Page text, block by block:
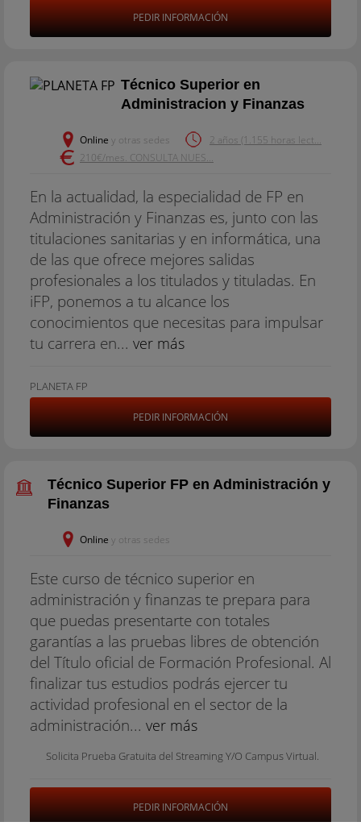
PEDIR INFORMACIÓN
Técnico Superior en
Administracion y Finanzas
Online y otras sedes
2 años (1.155 horas lect...
210€/mes. CONSULTA NUES...
En la actualidad, la especialidad de FP en
Administración y Finanzas es, junto con las
titulaciones sanitarias y en informática, una
de las que ofrece mejores salidas
profesionales a los titulados y tituladas. En
iFP, ponemos a tu alcance los
conocimientos que necesitas para impulsar
tu carrera en... ver más
PLANETA FP
PEDIR INFORMACIÓN
Técnico Superior FP en Administración y
Finanzas
Online y otras sedes
Este curso de técnico superior en
administración y finanzas te prepara para
que puedas presentarte con totales
garantías a las pruebas libres de obtención
del Título oficial de Formación Profesional. Al
finalizar tus estudios podrás ejercer tu
actividad profesional en el sector de la
administración... ver más
Solicita Prueba Gratuita del Streaming Y/O Campus Virtual.
PEDIR INFORMACIÓN